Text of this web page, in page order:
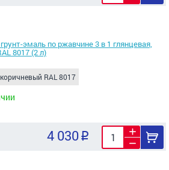
эмаль по ржавчине 3 в 1 глянцевая,
8017 (2 л)
коричневый RAL 8017
4 030